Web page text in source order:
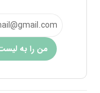
من را به